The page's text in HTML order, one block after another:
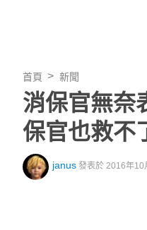
首頁 新聞
消保官無奈
保官也救不
janus 發表於 2016年10